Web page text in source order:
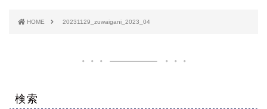
HOME 20231129_zuwaigani_2023_04
検索